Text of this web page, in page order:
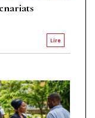
Lire